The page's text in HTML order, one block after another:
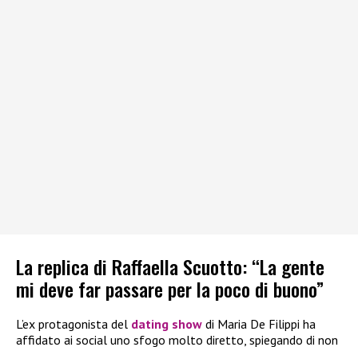
La replica di Raffaella Scuotto: “La gente
mi deve far passare per la poco di buono”
L’ex protagonista del dating show di Maria De Filippi ha
affidato ai social uno sfogo molto diretto, spiegando di non